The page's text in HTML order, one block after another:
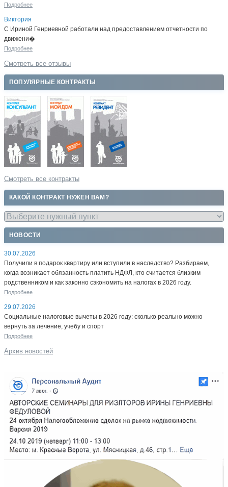
Подробнее
Виктория
С Ириной Генриевной работали над предоставлением отчетности по
движени�
Подробнее
Смотреть все отзывы
ПОПУЛЯРНЫЕ КОНТРАКТЫ
Смотреть все контракты
КАКОЙ КОНТРАКТ НУЖЕН ВАМ?
НОВОСТИ
30.07.2026
Получили в подарок квартиру или вступили в наследство? Разбираем,
когда возникает обязанность платить НДФЛ, кто считается близким
родственником и как законно сэкономить на налогах в 2026 году.
Подробнее
29.07.2026
Социальные налоговые вычеты в 2026 году: сколько реально можно
вернуть за лечение, учебу и спорт
Подробнее
Архив новостей